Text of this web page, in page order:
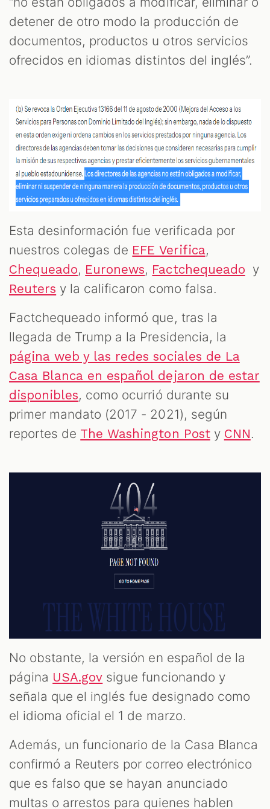
detener de otro modo la producción de
documentos, productos u otros servicios
ofrecidos en idiomas distintos del inglés”.
Esta desinformación fue verificada por
nuestros colegas de EFE Verifica,
Chequeado, Euronews, Factchequeado y
Reuters y la calificaron como falsa.
Factchequeado informó que, tras la
llegada de Trump a la Presidencia, la
página web y las redes sociales de La
Casa Blanca en español dejaron de estar
disponibles, como ocurrió durante su
primer mandato (2017 - 2021), según
reportes de The Washington Posty CNN.
No obstante, la versión en español de la
página USA.gov sigue funcionando y
señala que el inglés fue designado como
el idioma oficial el 1 de marzo.
Además, un funcionario de la Casa Blanca
confirmó a Reuters por correo electrónico
que es falso que se hayan anunciado
multas o arrestos para quienes hablen